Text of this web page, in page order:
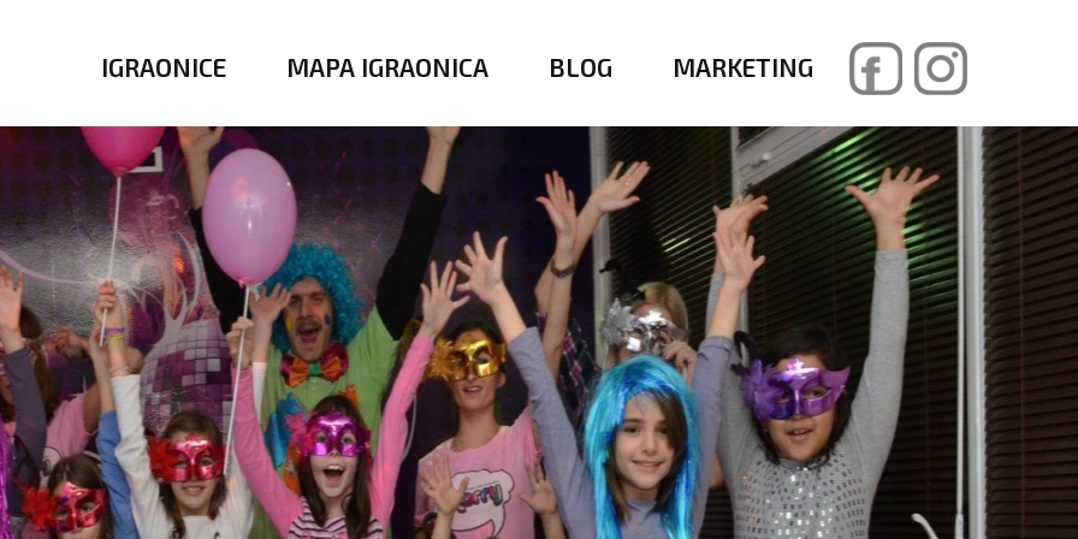
IGRAONICE MAPA IGRAONICA BLOG MARKETING